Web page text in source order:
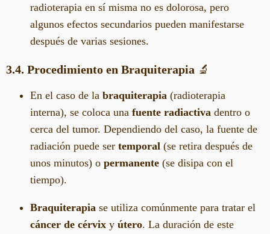
radioterapia en sí misma no es dolorosa, pero
algunos efectos secundarios pueden manifestarse
después de varias sesiones.
3.4. Procedimiento en Braquiterapia 🔬
En el caso de la braquiterapia (radioterapia
interna), se coloca una fuente radiactiva dentro o
cerca del tumor. Dependiendo del caso, la fuente de
radiación puede ser temporal (se retira después de
unos minutos) o permanente (se disipa con el
tiempo).
Braquiterapia se utiliza comúnmente para tratar el
cáncer de cérvix y útero. La duración de este